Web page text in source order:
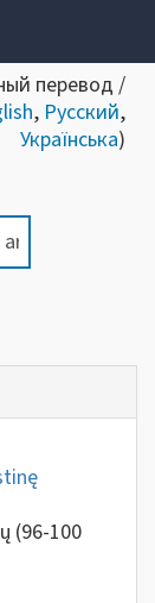
перевод /
, Русский,
Українська)
(96-100